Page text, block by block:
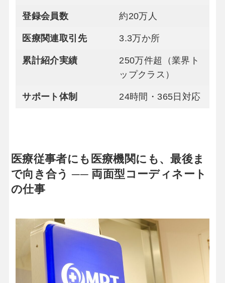
登録会員数 約20万人
医療関連取引先 3.3万か所
累計紹介実績
250万件超（業界ト
ップクラス）
サポート体制 24時間・365日対応
医療従事者にも医療機関にも、最後ま
で向き合う ── 両面型コーディネート
の仕事